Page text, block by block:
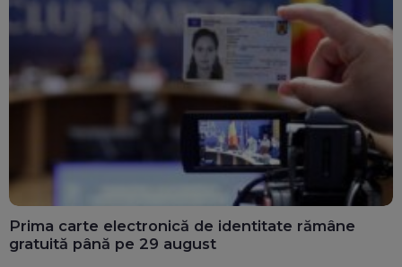
Prima carte electronică de identitate rămâne
gratuită până pe 29 august